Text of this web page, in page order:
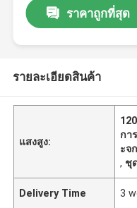
ราคาถูกที่สุด
รายละเอียดสินค้า
แสงสูง:
กา
ะจ
, ชุ
Delivery Time 3